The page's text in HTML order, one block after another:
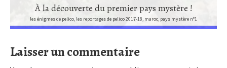
À la découverte du premier pays mystère !
les énigmes de pelico, les reportages de pelico 2017-18, maroc, pays mystère n°1
Laisser un commentaire